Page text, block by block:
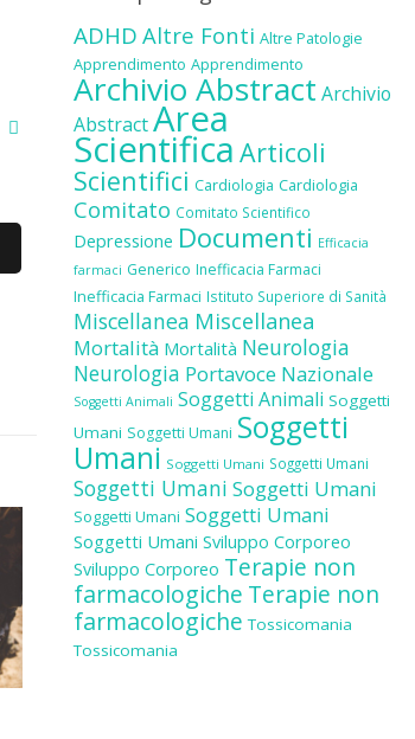
ADHD Altre Fonti Altre Patologie
Apprendimento Apprendimento
Archivio Abstract Archivio
AbstractArea
Scientifica Articoli
Scientifici Cardiologia Cardiologia
Comitato Comitato Scientifico
Depressione Documenti Efficacia
farmaci Generico Inefficacia Farmaci
Inefficacia Farmaci Istituto Superiore di Sanità
Miscellanea Miscellanea
Mortalità Mortalità Neurologia
Neurologia Portavoce Nazionale
Soggetti Animali Soggetti Animali Soggetti
Umani Soggetti Umani Soggetti
Umani Soggetti Umani Soggetti Umani
Soggetti Umani Soggetti Umani
Soggetti Umani Soggetti Umani
Soggetti Umani Sviluppo Corporeo
Sviluppo Corporeo Terapie non
farmacologiche Terapie non
farmacologiche Tossicomania
Tossicomania